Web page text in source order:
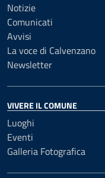
Notizie
Comunicati
Avvisi
La voce di Calvenzano
Newsletter
VIVERE IL COMUNE
Luoghi
Eventi
Galleria Fotografica